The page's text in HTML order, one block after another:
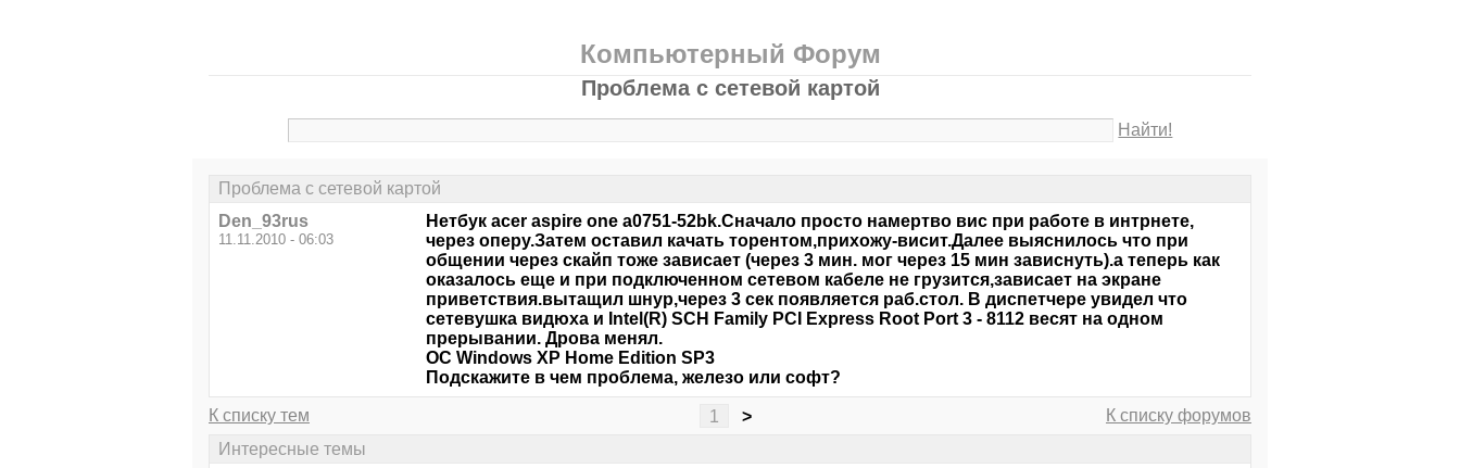
Компьютерный Форум
Проблема с сетевой картой
Найти!
Проблема с сетевой картой
Den_93rus
11.11.2010 - 06:03
Нетбук acer aspire one a0751-52bk.Сначало просто намертво вис при работе в интрнете,
через оперу.Затем оставил качать торентом,прихожу-висит.Далее выяснилось что при
общении через скайп тоже зависает (через 3 мин. мог через 15 мин зависнуть).а теперь как
оказалось еще и при подключенном сетевом кабеле не грузится,зависает на экране
приветствия.вытащил шнур,через 3 сек появляется раб.стол. В диспетчере увидел что
сетевушка видюха и Intel(R) SCH Family PCI Express Root Port 3 - 8112 весят на одном
прерывании. Дрова менял.
OC Windows XP Home Edition SP3
Подскажите в чем проблема, железо или софт?
К списку тем 1 >
К списку форумов
Интересные темы